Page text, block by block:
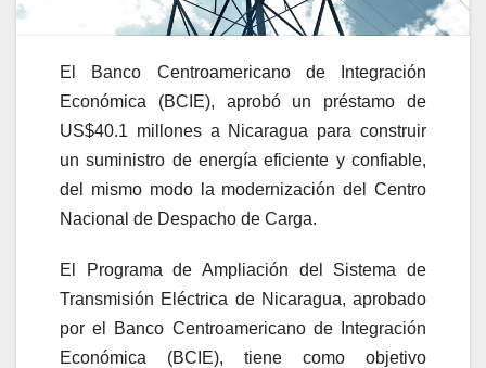
El Banco Centroamericano de Integración
Económica (BCIE), aprobó un préstamo de
US$40.1 millones a Nicaragua para construir
un suministro de energía eficiente y confiable,
del mismo modo la modernización del Centro
Nacional de Despacho de Carga.
El Programa de Ampliación del Sistema de
Transmisión Eléctrica de Nicaragua, aprobado
por el Banco Centroamericano de Integración
Económica (BCIE), tiene como objetivo